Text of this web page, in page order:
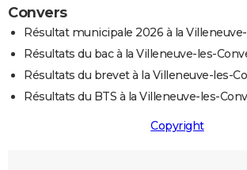
Convers
Résultat municipale 2026 à la
Résultats du bac à la Villeneuve-les-
Résultats du brevet à la Villeneuve-les-
Résultats du BTS à la Villeneuve-les-
Copyright